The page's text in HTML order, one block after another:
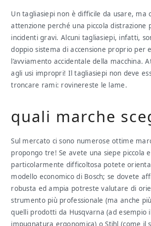
Un tagliasiepi non è difficile da usare, ma
attenzione perché una piccola distrazione
incidenti gravi. Alcuni tagliasiepi, infatti,
doppio sistema di accensione proprio per
l’avviamento accidentale della macchina.
agli usi impropri! Il tagliasiepi non deve
troncare rami: rovinereste le lame.
quali marche
Sul mercato ci sono numerose ottime
propongo tre! Se avete una siepe piccola
particolarmente difficoltosa potete
modello economico di Bosch; se dovete
robusta ed ampia potreste valutare di
strumento più professionale (ma anche
quelli prodotti da Husqvarna (ad esempio
impugnatura ergonomica) o Stihl (come il